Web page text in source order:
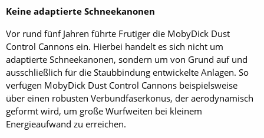
Keine adaptierte Schneekanonen
Vor rund fünf Jahren führte Frutiger die MobyDick Dust
Control Cannons ein. Hierbei handelt es sich nicht um
adaptierte Schneekanonen, sondern um von Grund auf und
ausschließlich für die Staubbindung entwickelte Anlagen. So
verfügen MobyDick Dust Control Cannons beispielsweise
über einen robusten Verbundfaserkonus, der aerodynamisch
geformt wird, um große Wurfweiten bei kleinem
Energieaufwand zu erreichen.